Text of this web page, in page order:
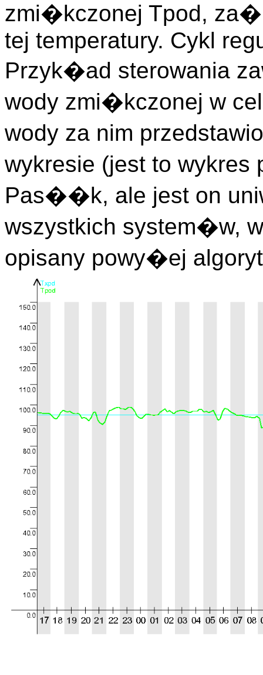
zmi�kczonej Tpod, za�
tej temperatury. Cykl
Przyk�ad sterowania
wody zmi�kczonej w
wody za nim
wykresie (jest to
Pas��k, ale jest on
wszystkich system�w,
opisany powy�ej